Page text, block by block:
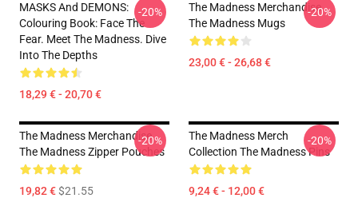
MASKS And DEMONS:
Colouring Book: Face The
Fear. Meet The Madness. Dive
Into The Depths
18,29 € - 20,70 €
-20%
The Madness Merchandise
The Madness Mugs
23,00 € - 26,68 €
-20%
The Madness Merchandise
The Madness Zipper Pouches
19,82 €$21.55
-20%
The Madness Merch
Collection The Madness Pins
9,24 € - 12,00 €
-20%